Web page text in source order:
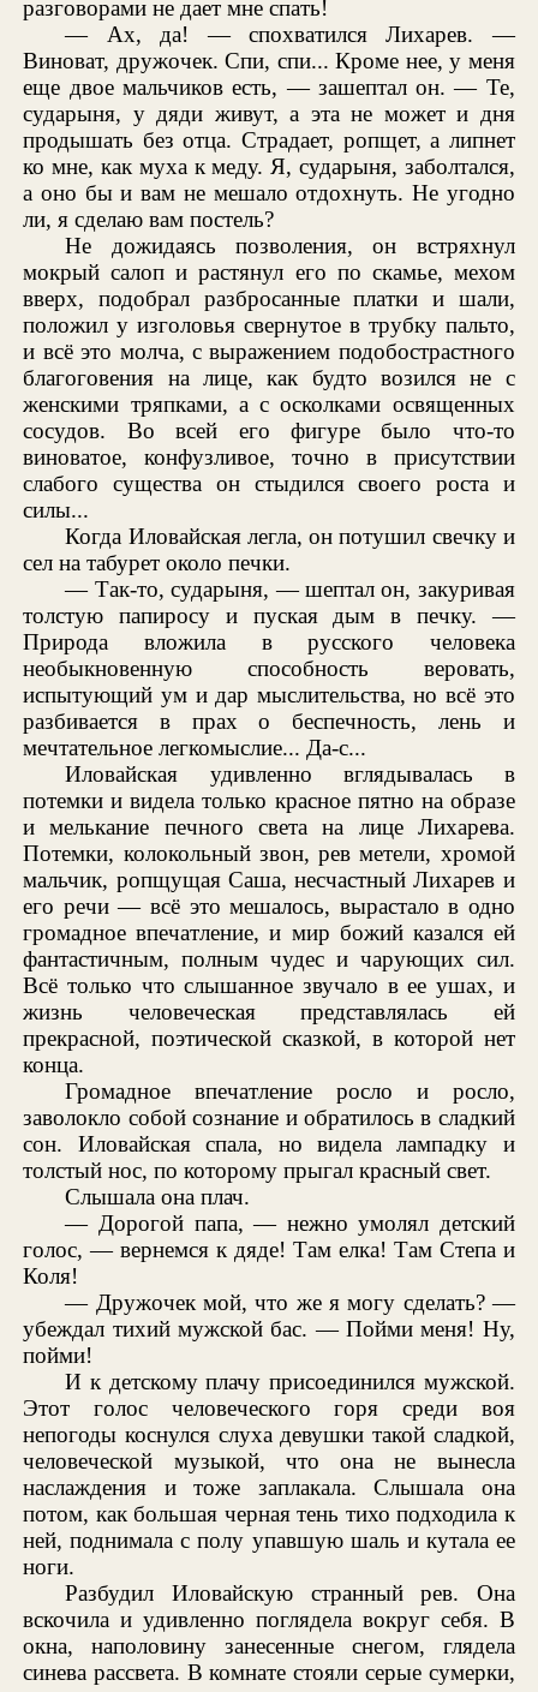
разговорами не дает мне спать!
— Ах, да! — спохватился Лихарев. —
Виноват, дружочек. Спи, спи... Кроме нее, у меня
еще двое мальчиков есть, — зашептал он. — Те,
сударыня, у дяди живут, а эта не может и дня
продышать без отца. Страдает, ропщет, а липнет
ко мне, как муха к меду. Я, сударыня, заболтался,
а оно бы и вам не мешало отдохнуть. Не угодно
ли, я сделаю вам постель?
Не дожидаясь позволения, он встряхнул
мокрый салоп и растянул его по скамье, мехом
вверх, подобрал разбросанные платки и шали,
положил у изголовья свернутое в трубку пальто,
и всё это молча, с выражением подобострастного
благоговения на лице, как будто возился не с
женскими тряпками, а с осколками освященных
сосудов. Во всей его фигуре было что-то
виноватое, конфузливое, точно в присутствии
слабого существа он стыдился своего роста и
силы...
Когда Иловайская легла, он потушил свечку и
сел на табурет около печки.
— Так-то, сударыня, — шептал он, закуривая
толстую папиросу и пуская дым в печку. —
Природа вложила в русского человека
необыкновенную способность веровать,
испытующий ум и дар мыслительства, но всё это
разбивается в прах о беспечность, лень и
мечтательное легкомыслие... Да-с...
Иловайская удивленно вглядывалась в
потемки и видела только красное пятно на образе
и мелькание печного света на лице Лихарева.
Потемки, колокольный звон, рев метели, хромой
мальчик, ропщущая Саша, несчастный Лихарев и
его речи — всё это мешалось, вырастало в одно
громадное впечатление, и мир божий казался ей
фантастичным, полным чудес и чарующих сил.
Всё только что слышанное звучало в ее ушах, и
жизнь человеческая представлялась ей
прекрасной, поэтической сказкой, в которой нет
конца.
Громадное впечатление росло и росло,
заволокло собой сознание и обратилось в сладкий
сон. Иловайская спала, но видела лампадку и
толстый нос, по которому прыгал красный свет.
Слышала она плач.
— Дорогой папа, — нежно умолял детский
голос, — вернемся к дяде! Там елка! Там Степа и
Коля!
— Дружочек мой, что же я могу сделать? —
убеждал тихий мужской бас. — Пойми меня! Ну,
пойми!
И к детскому плачу присоединился мужской.
Этот голос человеческого горя среди воя
непогоды коснулся слуха девушки такой сладкой,
человеческой музыкой, что она не вынесла
наслаждения и тоже заплакала. Слышала она
потом, как большая черная тень тихо подходила к
ней, поднимала с полу упавшую шаль и кутала ее
ноги.
Разбудил Иловайскую странный рев. Она
вскочила и удивленно поглядела вокруг себя. В
окна, наполовину занесенные снегом, глядела
синева рассвета. В комнате стояли серые сумерки,